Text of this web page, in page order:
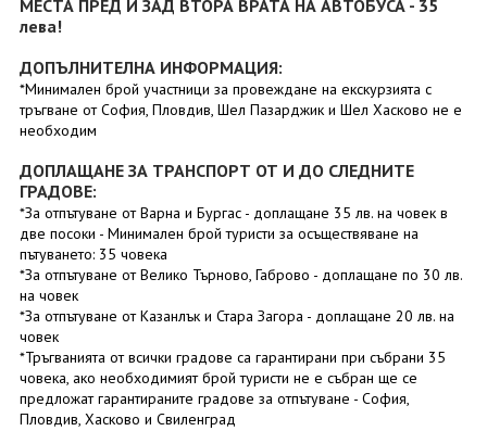
МЕСТА ПРЕД И ЗАД ВТОРА ВРАТА НА АВТОБУСА - 35
лева!
ДОПЪЛНИТЕЛНА ИНФОРМАЦИЯ:
*Минимален брой участници за провеждане на екскурзията с
тръгване от София, Пловдив, Шел Пазарджик и Шел Хасково не е
необходим
ДОПЛАЩАНЕ ЗА ТРАНСПОРТ ОТ И ДО СЛЕДНИТЕ
ГРАДОВЕ:
*За отпътуване от Варна и Бургас - доплащане 35 лв. на човек в
две посоки - Mинимален брой туристи за осъществяване на
пътуването: 35 човека
*За отпътуване от Велико Търново, Габрово - доплащане по 30 лв.
на човек
*За отпътуване от Казанлък и Стара Загора - доплащане 20 лв. на
човек
*Тръгванията от всички градове са гарантирани при събрани 35
човека, ако необходимият брой туристи не е събран ще се
предложат гарантираните градове за отпътуване - София,
Пловдив, Хасково и Свиленград